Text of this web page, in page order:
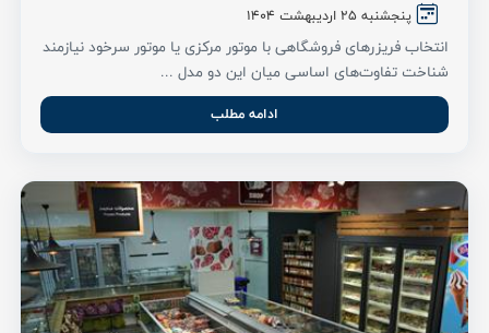
پنجشنبه 25 اردیبهشت ۱۴۰۴
انتخاب فریزرهای فروشگاهی با موتور مرکزی یا موتور سرخود نیازمند
شناخت تفاوت‌های اساسی میان این دو مدل ...
ادامه مطلب